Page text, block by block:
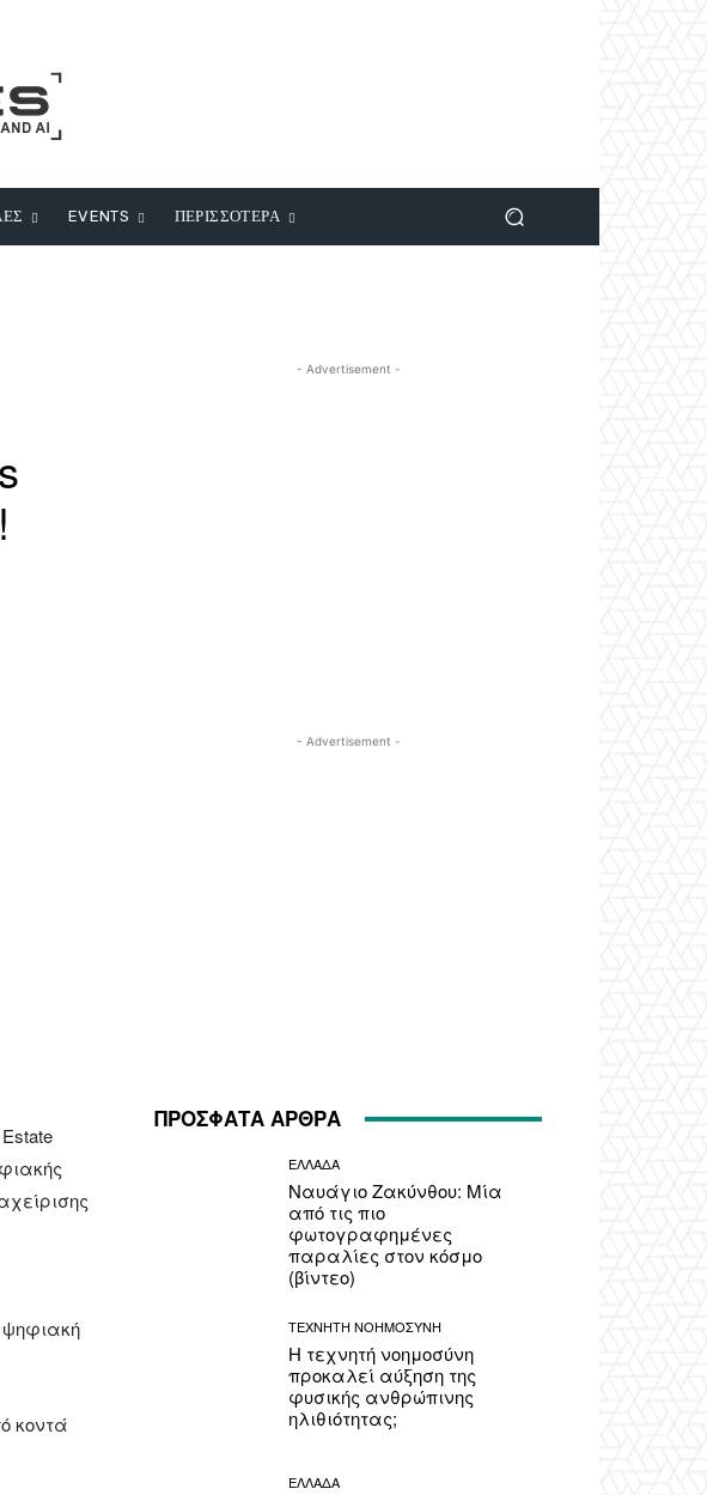
EVENTS ΠΕΡΙΣΣΟΤΕΡΑ
ψηφιακή
κοντά
- Advertisement -
- Advertisement -
ΠΡΟΣΦΑΤΑ ΑΡΘΡΑ
ΕΛΛΑΔΑ
Ναυάγιο Ζακύνθου: Μία
από τις πιο
φωτογραφημένες
παραλίες στον κόσμο
(βίντεο)
ΤΕΧΝΗΤΗ ΝΟΗΜΟΣΥΝΗ
Η τεχνητή νοημοσύνη
προκαλεί αύξηση της
φυσικής ανθρώπινης
ηλιθιότητας;
ΕΛΛΑΔΑ